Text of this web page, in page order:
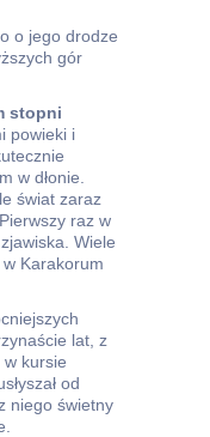
o jego drodze
gór
stopni
powieki i
w dłonie.
świat zaraz
raz w
Wiele
Karakorum
lat, z
w kursie
od
niego świetny